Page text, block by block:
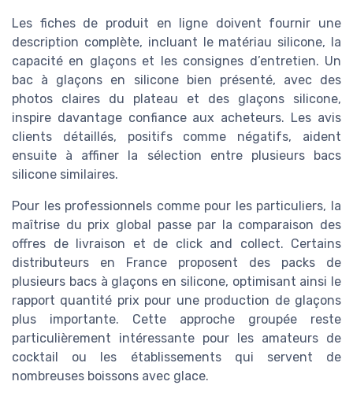
Les fiches de produit en ligne doivent fournir une
description complète, incluant le matériau silicone, la
capacité en glaçons et les consignes d’entretien. Un
bac à glaçons en silicone bien présenté, avec des
photos claires du plateau et des glaçons silicone,
inspire davantage confiance aux acheteurs. Les avis
clients détaillés, positifs comme négatifs, aident
ensuite à affiner la sélection entre plusieurs bacs
silicone similaires.
Pour les professionnels comme pour les particuliers, la
maîtrise du prix global passe par la comparaison des
offres de livraison et de click and collect. Certains
distributeurs en France proposent des packs de
plusieurs bacs à glaçons en silicone, optimisant ainsi le
rapport quantité prix pour une production de glaçons
plus importante. Cette approche groupée reste
particulièrement intéressante pour les amateurs de
cocktail ou les établissements qui servent de
nombreuses boissons avec glace.